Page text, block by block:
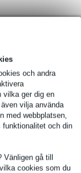
och andra
vilka ger dig en
vilja använda
med webbplatsen,
funktionalitet och din
gå till
cookies som du